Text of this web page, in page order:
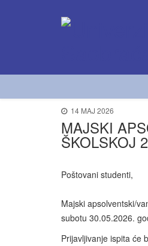
14 MAJ 2026
MAJSKI
ŠKOLSKOJ
Poštovani studenti,
Majski apsolventski/
subotu 30.05.2026.
Prijavljivanje ispita će